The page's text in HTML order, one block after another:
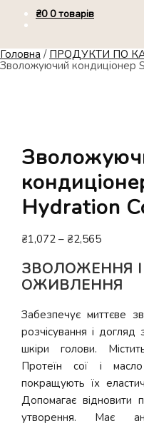
₴0 0 товарів
Головна / ПРОДУКТИ ПО
Зволожуючий кондиціонер
Hydration
₴1,072 – ₴2,565Діапазон
від
₴1,072
ЗВОЛОЖЕННЯ
ОЖИВЛЕННЯ
Забезпечує миттєве
розчісування і догляд
шкіри голови.
Протеїн сої і
покращують їх
Допомагає відновити
утворення. Має